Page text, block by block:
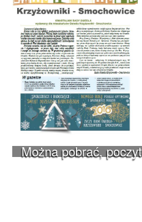
Można pobrać,